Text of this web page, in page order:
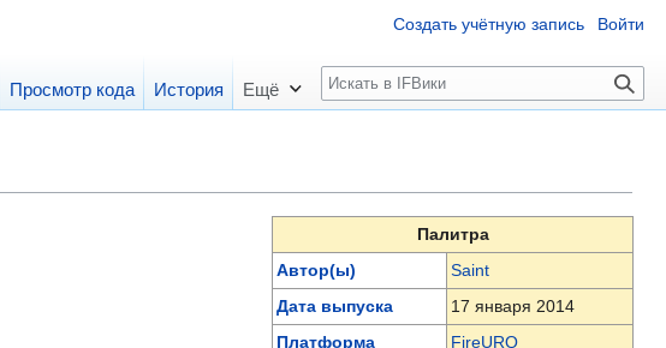
Палитра
Автор(ы)
Saint
Дата выпуска
17 января 2014
Платформа
FireURQ
Создать учётную запись Войти
Просмотр кода История Ещё
П
о
к